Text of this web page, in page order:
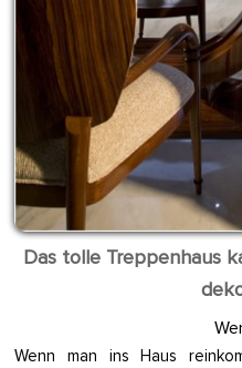
Das tolle Treppenhaus
Wenn man ins Haus